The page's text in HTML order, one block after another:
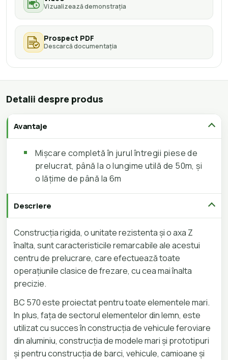
Vizualizează demonstrația
Prospect PDF
Descarcă documentația
Detalii despre produs
Avantaje
Mișcare completă în jurul întregii piese de
prelucrat, până la o lungime utilă de 50m, și
o lățime de până la 6m
Descriere
Construcția rigida, o unitate rezistenta și o axa Z
înalta, sunt caracteristicile remarcabile ale acestui
centru de prelucrare, care efectuează toate
operațiunile clasice de frezare, cu cea mai înalta
precizie.
BC 570 este proiectat pentru toate elementele mari.
In plus, fața de sectorul elementelor din lemn, este
utilizat cu succes în construcția de vehicule feroviare
din aluminiu, construcția de modele mari și prototipuri
și pentru construcția de barci, vehicule, camioane și